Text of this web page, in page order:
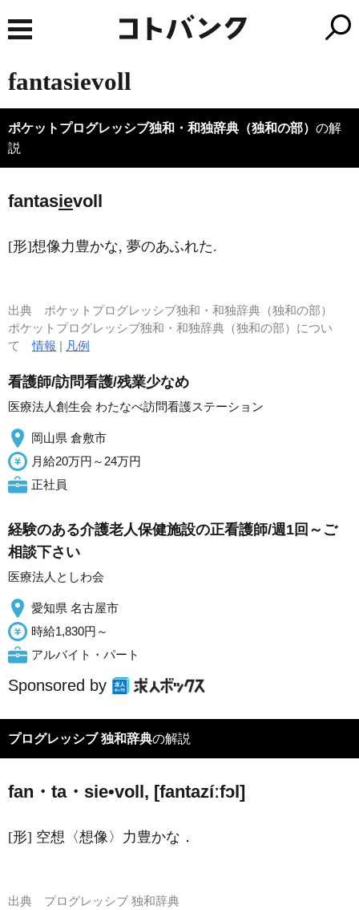
fantasievoll
ポケットプログレッシブ独和・和独辞典（独和の部） の解
説
fantasievoll
[形]想像力豊かな, 夢のあふれた.
出典 ポケットプログレッシブ独和・和独辞典（独和の部）
ポケットプログレッシブ独和・和独辞典（独和の部）につい
て情報 | 凡例
看護師/訪問看護/残業少なめ
医療法人創生会 わたなべ訪問看護ステーション
岡山県 倉敷市
月給20万円～24万円
正社員
経験のある介護老人保健施設の正看護師/週1回～ご
相談下さい
医療法人としわ会
愛知県 名古屋市
時給1,830円～
アルバイト・パート
Sponsored by
プログレッシブ 独和辞典の解説
fan・ta・sie•voll, [fantazíːfɔl]
[形] 空想〈想像〉力豊かな．
出典 プログレッシブ 独和辞典